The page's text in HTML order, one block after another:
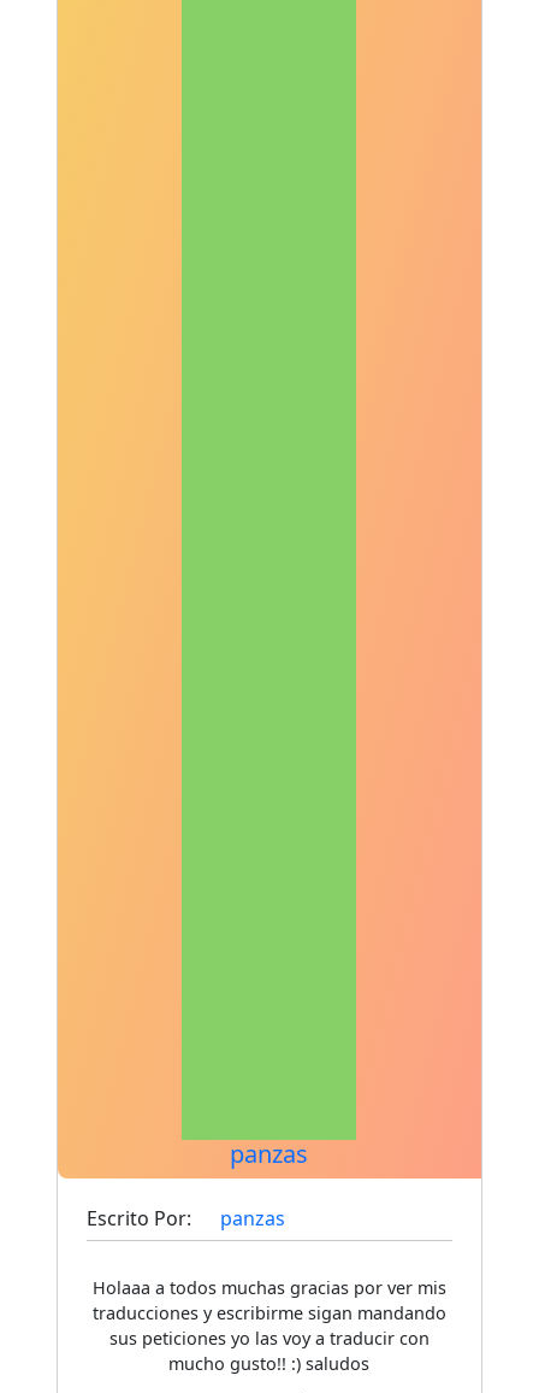
panzas
Escrito Por: panzas
Holaaa a todos muchas gracias por ver mis
traducciones y escribirme sigan mandando
sus peticiones yo las voy a traducir con
mucho gusto!! :) saludos